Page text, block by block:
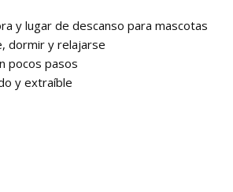
y lugar de descanso para mascotas
dormir y relajarse
pocos pasos
y extraíble